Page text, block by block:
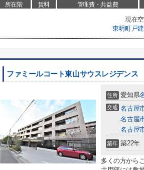
所在階 賃料 管理費・共益費
現在
東明町戸
ファミールコート東山サウスレジデンス
住所 愛知県
交通 名古屋
名古屋
名古屋
築年 築22年
多くの方から